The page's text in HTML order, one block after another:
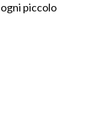
piccolo